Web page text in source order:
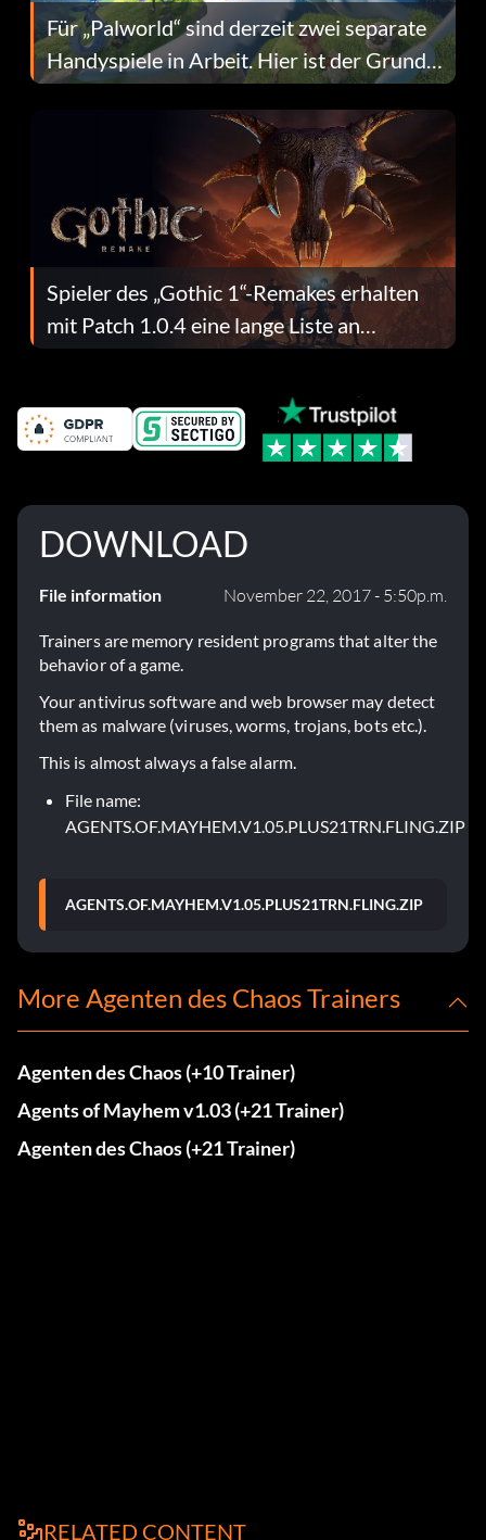
Für „Palworld“ sind derzeit zwei separate
Handyspiele in Arbeit. Hier ist der Grund
dafür.
Spieler des „Gothic 1“-Remakes erhalten
mit Patch 1.0.4 eine lange Liste an
Fehlerbehebungen
DOWNLOAD
File information November 22, 2017 - 5:50p.m.
Trainers are memory resident programs that alter the
behavior of a game.
Your antivirus software and web browser may detect
them as malware (viruses, worms, trojans, bots etc.).
This is almost always a false alarm.
File name:
AGENTS.OF.MAYHEM.V1.05.PLUS21TRN.FLING.ZIP
AGENTS.OF.MAYHEM.V1.05.PLUS21TRN.FLING.ZIP
More Agenten des Chaos Trainers
Agenten des Chaos (+10 Trainer)
Agents of Mayhem v1.03 (+21 Trainer)
Agenten des Chaos (+21 Trainer)
RELATED CONTENT